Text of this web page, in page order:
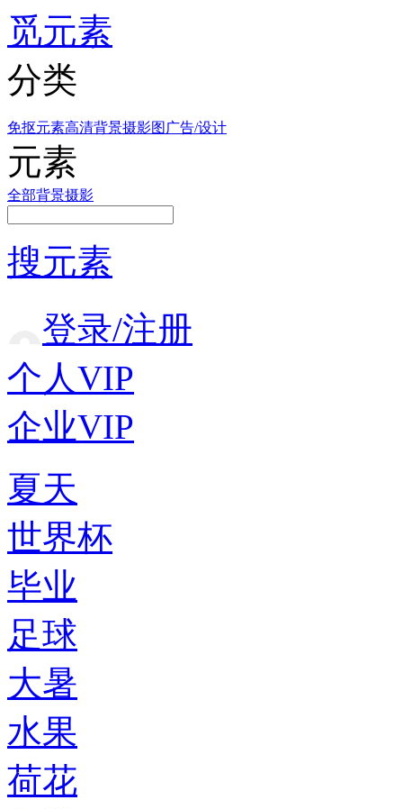
觅元素
分类
免抠元素高清背景摄影图 广告/设计
元素
全部背景摄影
搜元素
登录/注册
个人VIP
企业VIP
夏天
世界杯
毕业
足球
大暑
水果
荷花